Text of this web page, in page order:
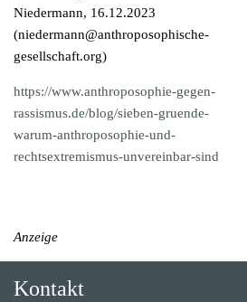
Niedermann, 16.12.2023
(niedermann@anthroposophische-
gesellschaft.org)
https://www.anthroposophie-gegen-
rassismus.de/blog/sieben-gruende-
warum-anthroposophie-und-
rechtsextremismus-unvereinbar-sind
Anzeige
Kontakt